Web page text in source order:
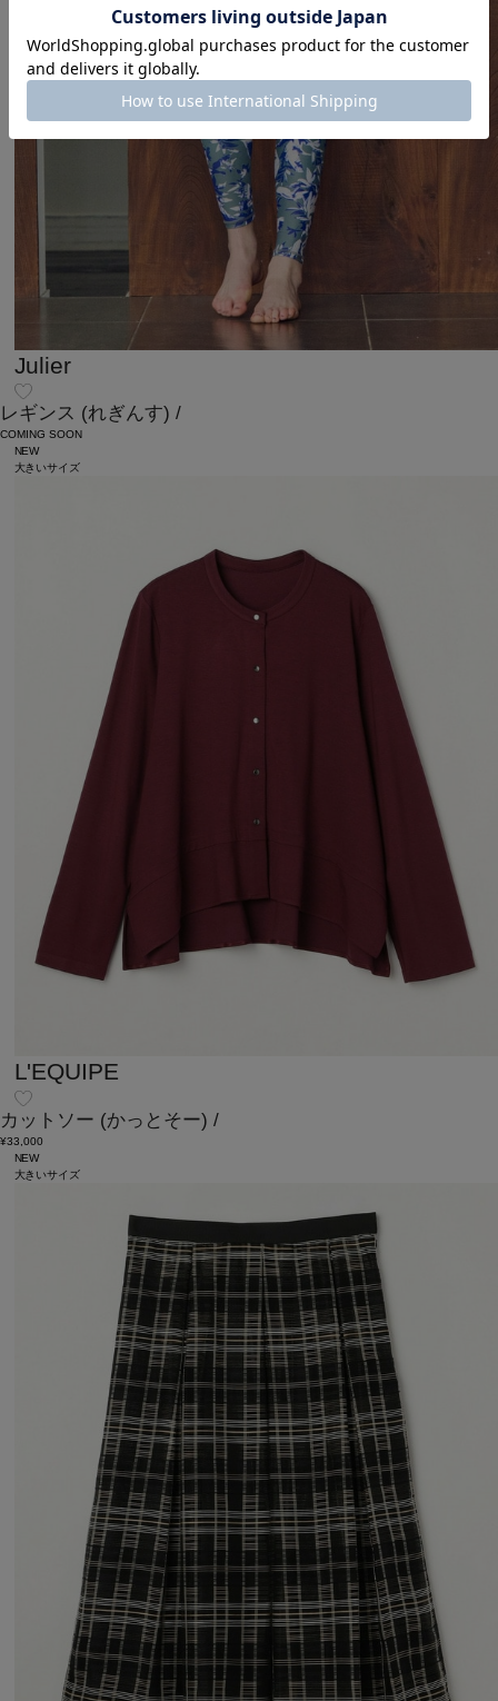
Julier
レギンス (れぎんす) /
COMING SOON
NEW
大きいサイズ
L'EQUIPE
カットソー (かっとそー) /
¥33,000
NEW
大きいサイズ